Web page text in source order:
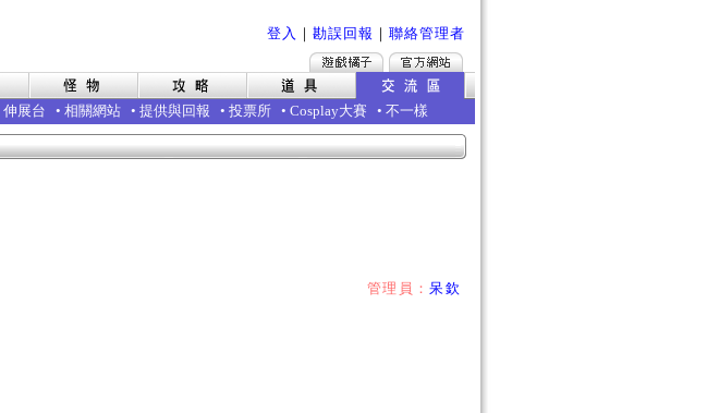
登入 ｜ 勘誤回報 ｜ 聯絡管理者
伸展台 • 相關網站 • 提供與回報 • 投票所 • Cosplay大賽 • 不一樣
管理員：呆欽